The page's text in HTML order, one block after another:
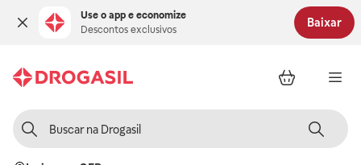
Use o app e economize
Descontos exclusivos
Baixar